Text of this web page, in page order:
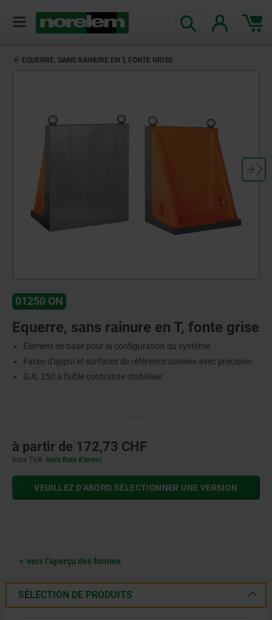
EQUERRE, SANS RAINURE EN T, FONTE GRISE
01250 ON
Equerre, sans rainure en T, fonte grise
Élément de base pour la configuration du système
Faces d'appui et surfaces de référence usinées avec précision
GJL 250 à faible contrainte stabilisée
à partir de 172,73 CHF
hors TVA hors frais d’envoi
VEUILLEZ D’ABORD SÉLECTIONNER UNE VERSION
vers l’aperçu des formes
SÉLECTION DE PRODUITS